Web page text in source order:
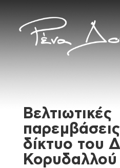
Βελτιωτικές
δίκτυο του
Κορυδαλλού